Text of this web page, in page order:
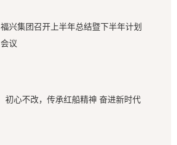
福兴集团召开上半年总结暨下半年计划
会议
初心不改，传承红船精神 奋进新时代